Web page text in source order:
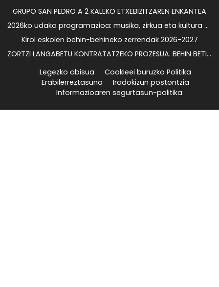
GRUPO SAN PEDRO A 2 KALEKO ETXEBIZITZAREN ENKANTEA
2026ko udako programazioa: musika, zirkua eta kultura kalean gozatzeko
Kirol eskolen behin-behineko zerrendak 2026-2027
ZORTZI LANGABETU KONTRATATZEKO PROZESUA. BEHIN BETIKO EMAITZAK
Legezko abisua
Cookieei buruzko Politika
Erabilerreztasuna
Iradokizun postontzia
Informazioaren segurtasun-politika